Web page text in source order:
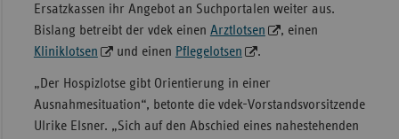
Ersatzkassen ihr Angebot an Suchportalen weiter aus.
Bislang betreibt der vdek einen Arztlotsen
, einen
Kliniklotsen
und einen Pflegelotsen .
„Der Hospizlotse gibt Orientierung in einer
Ausnahmesituation“, betonte die vdek-Vorstandsvorsitzende
Ulrike Elsner. „Sich auf den Abschied eines nahestehenden